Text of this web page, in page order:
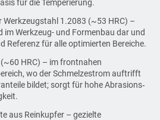
für die Temperierung.
1.2083 (~53 HRC) –
im Werkzeug- und Formenbau dar und
Referenz für alle optimierten Bereiche.
HRC) – im frontnahen
wo der Schmelzestrom auftrifft
bildet; sorgt für hohe Abrasions‑
aus Reinkupfer – gezielte